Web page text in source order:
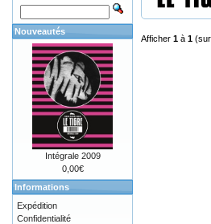
Afficher 1 à 1 (sur
Nouveautés
Intégrale 2009
0,00€
Informations
Expédition
Confidentialité